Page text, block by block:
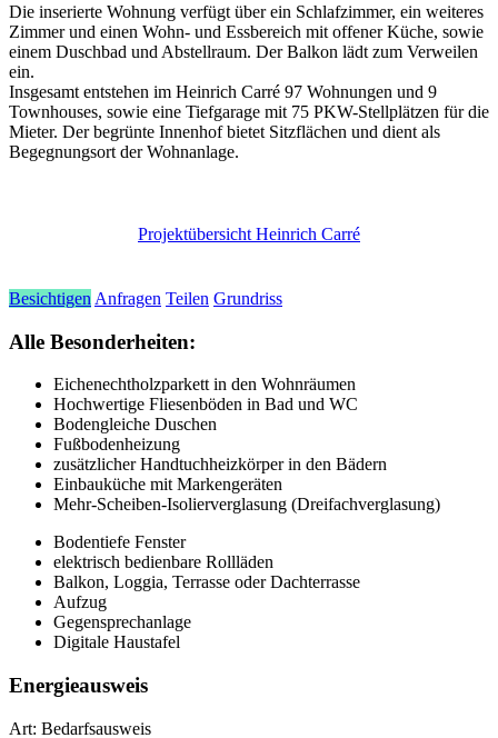
Die inserierte Wohnung verfügt über ein Schlafzimmer, ein weiteres
Zimmer und einen Wohn- und Essbereich mit offener Küche, sowie
einem Duschbad und Abstellraum. Der Balkon lädt zum Verweilen
ein.
Insgesamt entstehen im Heinrich Carré 97 Wohnungen und 9
Townhouses, sowie eine Tiefgarage mit 75 PKW-Stellplätzen für die
Mieter. Der begrünte Innenhof bietet Sitzflächen und dient als
Begegnungsort der Wohnanlage.
Projektübersicht Heinrich Carré
Besichtigen Anfragen Teilen Grundriss
Alle Besonderheiten:
Eichenechtholzparkett in den Wohnräumen
Hochwertige Fliesenböden in Bad und WC
Bodengleiche Duschen
Fußbodenheizung
zusätzlicher Handtuchheizkörper in den Bädern
Einbauküche mit Markengeräten
Mehr-Scheiben-Isolierverglasung (Dreifachverglasung)
Bodentiefe Fenster
elektrisch bedienbare Rollläden
Balkon, Loggia, Terrasse oder Dachterrasse
Aufzug
Gegensprechanlage
Digitale Haustafel
Energieausweis
Art: Bedarfsausweis